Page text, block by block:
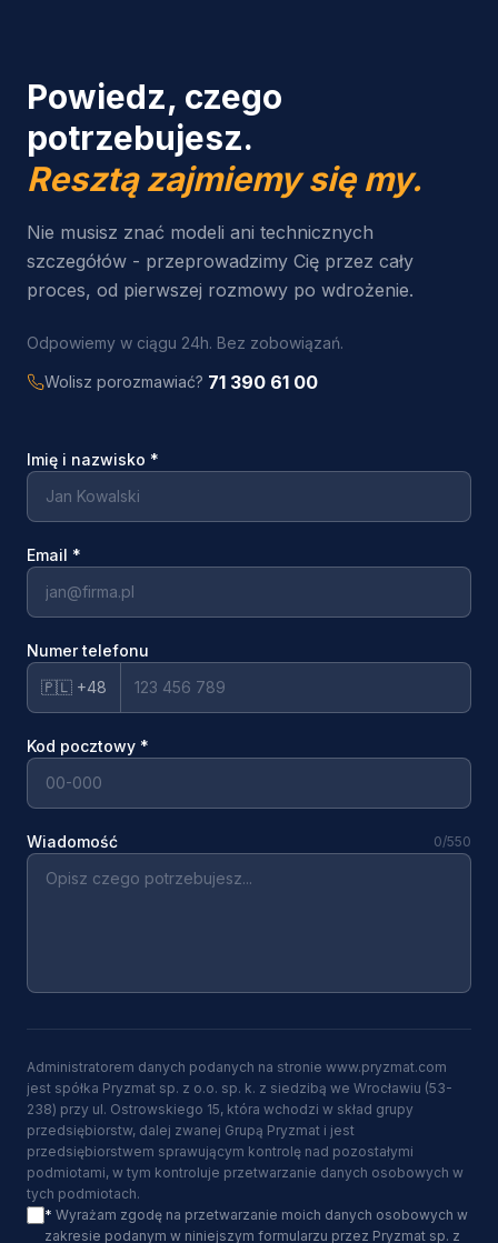
Powiedz, czego
potrzebujesz.
Resztą zajmiemy się my.
Nie musisz znać modeli ani technicznych
szczegółów - przeprowadzimy Cię przez cały
proces, od pierwszej rozmowy po wdrożenie.
Odpowiemy w ciągu 24h. Bez zobowiązań.
Wolisz porozmawiać? 71 390 61 00
Imię i nazwisko *
Email *
Numer telefonu
🇵🇱 +48
Kod pocztowy *
Wiadomość 0/550
Administratorem danych podanych na stronie www.pryzmat.com
jest spółka Pryzmat sp. z o.o. sp. k. z siedzibą we Wrocławiu (53-
238) przy ul. Ostrowskiego 15, która wchodzi w skład grupy
przedsiębiorstw, dalej zwanej Grupą Pryzmat i jest
przedsiębiorstwem sprawującym kontrolę nad pozostałymi
podmiotami, w tym kontroluje przetwarzanie danych osobowych w
tych podmiotach.
* Wyrażam zgodę na przetwarzanie moich danych osobowych w
zakresie podanym w niniejszym formularzu przez Pryzmat sp. z